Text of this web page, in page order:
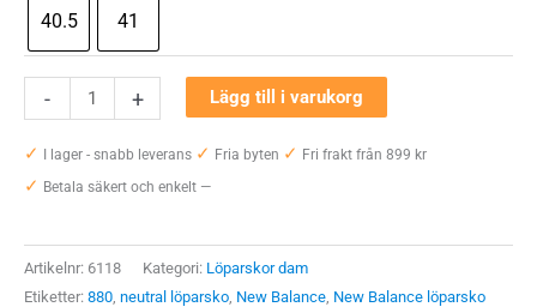
40.5 41
-
Balance
Fresh
Foam
+ Lägg till i varukorg
✓ I lager - snabb leverans ✓ Fria byten ✓ Fri frakt från 899 kr
✓ Betala säkert och enkelt —
Artikelnr: 6118 Kategori: Löparskor dam
Etiketter: 880 neutral löparsko New Balance New Balance löparsko